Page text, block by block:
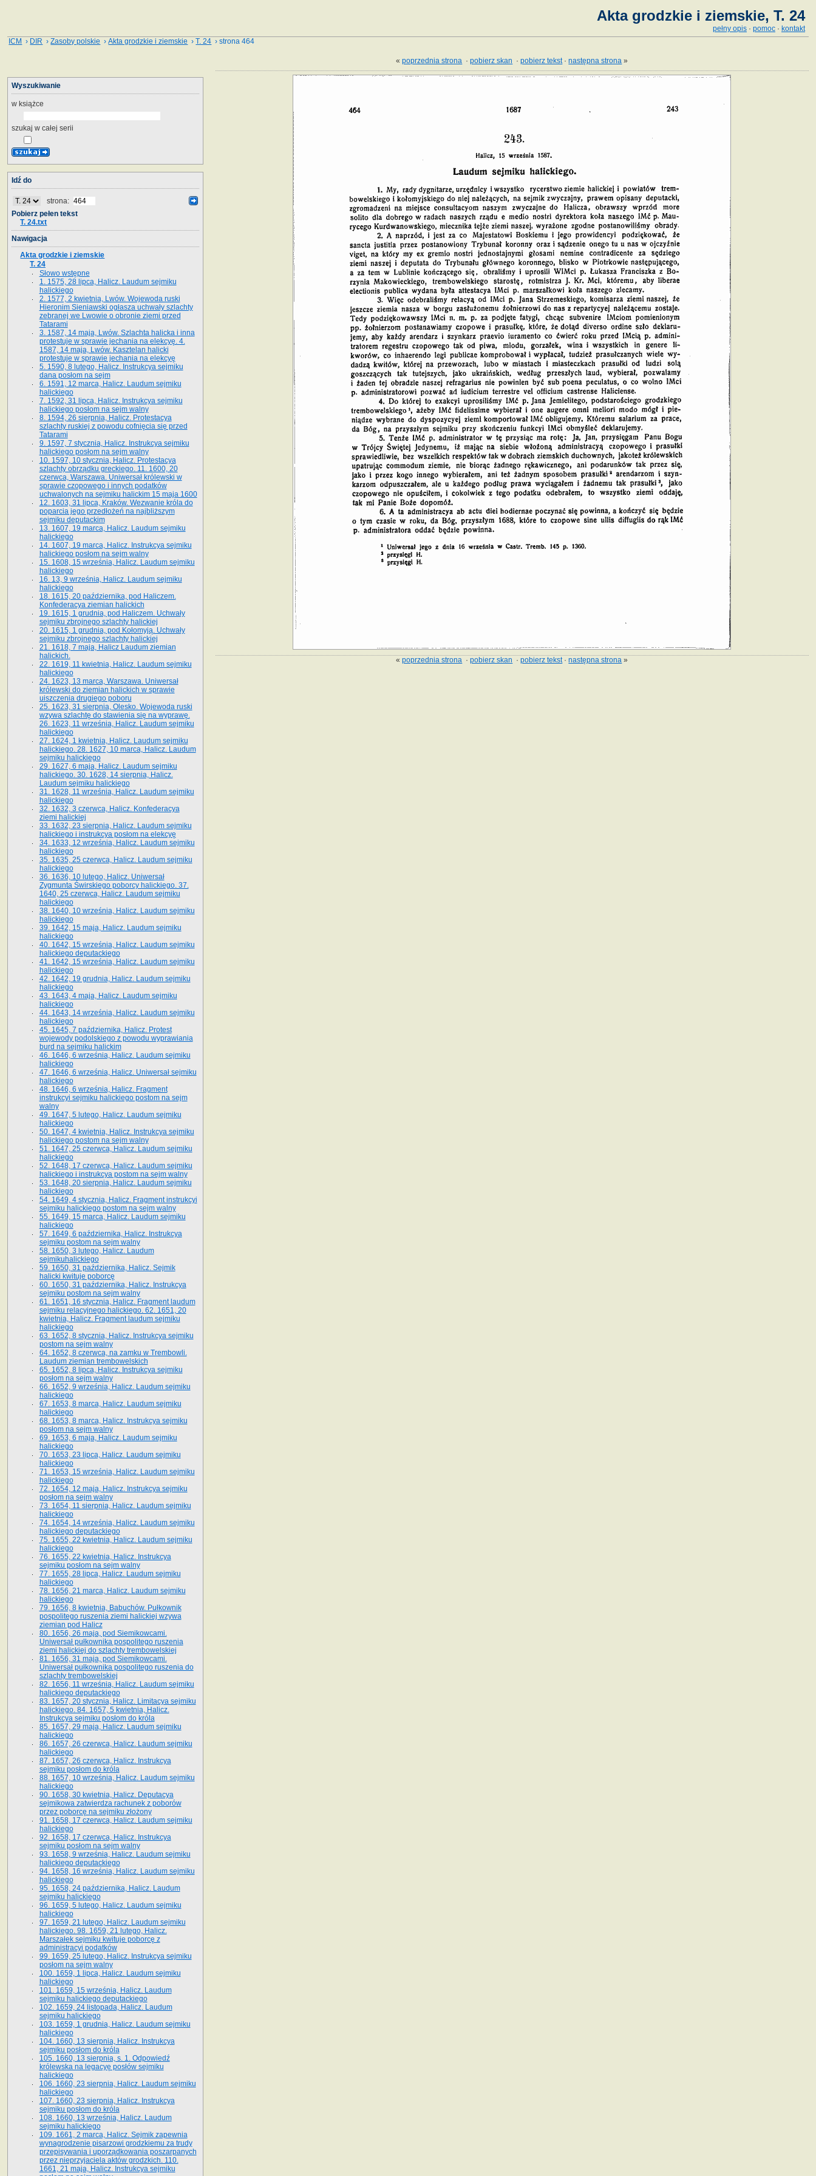
Akta grodzkie i ziemskie, T. 24
pełny opis · pomoc · kontakt
ICM › DIR ›Zasoby polskie ›Akta grodzkie i ziemskie ›T. 24 › strona 464
«poprzednia strona ·pobierz skan ·pobierz tekst·następna strona »
«poprzednia strona ·pobierz skan ·pobierz tekst·następna strona »
Wyszukiwanie
w książce
szukaj w całej serii
Idź do
strona:
Pobierz pełen tekst
T. 24.txt
Nawigacja
Akta grodzkie i ziemskie
T. 24
Słowo wstępne
1. 1575, 28 lipca, Halicz. Laudum sejmiku
halickiego
2. 1577, 2 kwietnia, Lwów. Wojewoda ruski
Hieronim Sieniawski ogłasza uchwały szlachty
zebranej we Lwowie o obronie ziemi przed
Tatarami
3. 1587, 14 maja, Lwów. Szlachta halicka i inna
protestuje w sprawie jechania na elekcyę. 4.
1587, 14 maja, Lwów. Kasztelan halicki
protestuje w sprawie jechania na elekcyę
5. 1590, 8 lutego, Halicz. Instrukcya sejmiku
dana posłom na sejm
6. 1591, 12 marca, Halicz. Laudum sejmiku
halickiego
7. 1592, 31 lipca, Halicz. Instrukcya sejmiku
halickiego posłom na sejm walny
8. 1594, 26 sierpnia, Halicz. Protestacya
szlachty ruskiej z powodu cofnięcia się przed
Tatarami
9. 1597, 7 stycznia, Halicz. Instrukcya sejmiku
halickiego posłom na sejm walny
10. 1597, 10 stycznia, Halicz. Protestacya
szlachty obrządku greckiego. 11. 1600, 20
czerwca, Warszawa. Uniwersał królewski w
sprawie czopowego i innych podatków
uchwalonych na sejmiku halickim 15 maja 1600
12. 1603, 31 lipca, Kraków. Wezwanie króla do
poparcia jego przedłożeń na najbliższym
sejmiku deputackim
13. 1607, 19 marca, Halicz. Laudum sejmiku
halickiego
14. 1607, 19 marca, Halicz. Instrukcya sejmiku
halickiego posłom na sejm walny
15. 1608, 15 września, Halicz. Laudum sejmiku
halickiego
16. 13, 9 września, Halicz. Laudum sejmiku
halickiego
18. 1615, 20 października, pod Haliczem.
Konfederacya ziemian halickich
19. 1615, 1 grudnia, pod Haliczem. Uchwały
sejmiku zbrojnego szlachty halickiej
20. 1615, 1 grudnia, pod Kołomyją. Uchwały
sejmiku zbrojnego szlachty halickiej
21. 1618, 7 maja, Halicz Laudum ziemian
halickich.
22. 1619, 11 kwietnia, Halicz. Laudum sejmiku
halickiego
24. 1623, 13 marca, Warszawa. Uniwersał
królewski do ziemian halickich w sprawie
uiszczenia drugiego poboru
25. 1623, 31 sierpnia, Olesko. Wojewoda ruski
wzywa szlachtę do stawienia się na wyprawę.
26. 1623, 11 września, Halicz. Laudum sejmiku
halickiego
27. 1624, 1 kwietnia, Halicz. Laudum sejmiku
halickiego. 28. 1627, 10 marca, Halicz. Laudum
sejmiku halickiego
29. 1627, 6 maja, Halicz. Laudum sejmiku
halickiego. 30. 1628, 14 sierpnia, Halicz.
Laudum sejmiku halickiego
31. 1628, 11 września, Halicz. Laudum sejmiku
halickiego
32. 1632, 3 czerwca, Halicz. Konfederacya
ziemi halickiej
33. 1632, 23 sierpnia, Halicz. Laudum sejmiku
halickiego i instrukcya posłom na elekcyę
34. 1633, 12 września, Halicz. Laudum sejmiku
halickiego
35. 1635, 25 czerwca, Halicz. Laudum sejmiku
halickiego
36. 1636, 10 lutego, Halicz. Uniwersał
Zygmunta Świrskiego poborcy halickiego. 37.
1640, 25 czerwca, Halicz. Laudum sejmiku
halickiego
38. 1640, 10 września, Halicz. Laudum sejmiku
halickiego
39. 1642, 15 maja, Halicz. Laudum sejmiku
halickiego
40. 1642, 15 września, Halicz. Laudum sejmiku
halickiego deputackiego
41. 1642, 15 września, Halicz. Laudum sejmiku
halickiego
42. 1642, 19 grudnia, Halicz. Laudum sejmiku
halickiego
43. 1643, 4 maja, Halicz. Laudum sejmiku
halickiego
44. 1643, 14 września, Halicz. Laudum sejmiku
halickiego
45. 1645, 7 października, Halicz. Protest
wojewody podolskiego z powodu wyprawiania
burd na sejmiku halickim
46. 1646, 6 września, Halicz. Laudum sejmiku
halickiego
47. 1646, 6 września, Halicz. Uniwersał sejmiku
halickiego
48. 1646, 6 września, Halicz. Fragment
instrukcyi sejmiku halickiego postom na sejm
walny
49. 1647, 5 lutego, Halicz. Laudum sejmiku
halickiego
50. 1647, 4 kwietnia, Halicz. Instrukcya sejmiku
halickiego postom na sejm walny
51. 1647, 25 czerwca, Halicz. Laudum sejmiku
halickiego
52. 1648, 17 czerwca, Halicz. Laudum sejmiku
halickiego i instrukcya postom na sejm walny
53. 1648, 20 sierpnia, Halicz. Laudum sejmiku
halickiego
54. 1649, 4 stycznia, Halicz. Fragment instrukcyi
sejmiku halickiego postom na sejm walny
55. 1649, 15 marca, Halicz. Laudum sejmiku
halickiego
57. 1649, 6 października, Halicz. Instrukcya
sejmiku postom na sejm walny
58. 1650, 3 lutego, Halicz. Laudum
sejmikuhalickiego
59. 1650, 31 października, Halicz. Sejmik
halicki kwituje poborcę
60. 1650, 31 października, Halicz. Instrukcya
sejmiku postom na sejm walny
61. 1651, 16 stycznia, Halicz. Fragment laudum
sejmiku relacyjnego halickiego. 62. 1651, 20
kwietnia, Halicz. Fragment laudum sejmiku
halickiego
63. 1652, 8 stycznia, Halicz. Instrukcya sejmiku
postom na sejm walny
64. 1652, 8 czerwca, na zamku w Trembowli.
Laudum ziemian trembowelskich
65. 1652, 8 lipca, Halicz. Instrukcya sejmiku
posłom na sejm walny
66. 1652, 9 września, Halicz. Laudum sejmiku
halickiego
67. 1653, 8 marca, Halicz. Laudum sejmiku
halickiego
68. 1653, 8 marca, Halicz. Instrukcya sejmiku
posłom na sejm walny
69. 1653, 6 maja, Halicz. Laudum sejmiku
halickiego
70. 1653, 23 lipca, Halicz. Laudum sejmiku
halickiego
71. 1653, 15 września, Halicz. Laudum sejmiku
halickiego
72. 1654, 12 maja, Halicz. Instrukcya sejmiku
posłom na sejm walny
73. 1654, 11 sierpnia, Halicz. Laudum sejmiku
halickiego
74. 1654, 14 września, Halicz. Laudum sejmiku
halickiego deputackiego
75. 1655, 22 kwietnia, Halicz. Laudum sejmiku
halickiego
76. 1655, 22 kwietnia, Halicz. Instrukcya
sejmiku posłom na sejm walny
77. 1655, 28 lipca, Halicz. Laudum sejmiku
halickiego
78. 1656, 21 marca, Halicz. Laudum sejmiku
halickiego
79. 1656, 8 kwietnia, Babuchów. Pułkownik
pospolitego ruszenia ziemi halickiej wzywa
ziemian pod Halicz
80. 1656, 26 maja, pod Siemikowcami.
Uniwersał pułkownika pospolitego ruszenia
ziemi halickiej do szlachty trembowelskiej
81. 1656, 31 maja, pod Siemikowcami.
Uniwersał pułkownika pospolitego ruszenia do
szlachty trembowelskiej
82. 1656, 11 września, Halicz. Laudum sejmiku
halickiego deputackiego
83. 1657, 20 stycznia, Halicz. Limitacya sejmiku
halickiego. 84. 1657, 5 kwietnia, Halicz.
Instrukcya sejmiku posłom do króla
85. 1657, 29 maja, Halicz. Laudum sejmiku
halickiego
86. 1657, 26 czerwca, Halicz. Laudum sejmiku
halickiego
87. 1657, 26 czerwca, Halicz. Instrukcya
sejmiku posłom do króla
88. 1657, 10 września, Halicz. Laudum sejmiku
halickiego
90. 1658, 30 kwietnia, Halicz. Deputacya
sejmikowa zatwierdza rachunek z poborów
przez poborcę na sejmiku złożony
91. 1658, 17 czerwca, Halicz. Laudum sejmiku
halickiego
92. 1658, 17 czerwca, Halicz. Instrukcya
sejmiku posłom na sejm walny
93. 1658, 9 września, Halicz. Laudum sejmiku
halickiego deputackiego
94. 1658, 16 września, Halicz. Laudum sejmiku
halickiego
95. 1658, 24 października, Halicz. Laudum
sejmiku halickiego
96. 1659, 5 lutego, Halicz. Laudum sejmiku
halickiego
97. 1659, 21 lutego, Halicz. Laudum sejmiku
halickiego. 98. 1659, 21 lutego, Halicz.
Marszałek sejmiku kwituje poborcę z
administracyi podatków
99. 1659, 25 lutego, Halicz. Instrukcya sejmiku
posłom na sejm walny
100. 1659, 1 lipca, Halicz. Laudum sejmiku
halickiego
101. 1659, 15 września, Halicz. Laudum
sejmiku halickiego deputackiego
102. 1659, 24 listopada, Halicz. Laudum
sejmiku halickiego
103. 1659, 1 grudnia, Halicz. Laudum sejmiku
halickiego
104. 1660, 13 sierpnia, Halicz. Instrukcya
sejmiku posłom do króla
105. 1660, 13 sierpnia, s. 1. Odpowiedź
królewska na legacyę posłów sejmiku
halickiego
106. 1660, 23 sierpnia, Halicz. Laudum sejmiku
halickiego
107. 1660, 23 sierpnia, Halicz. Instrukcya
sejmiku posłom do króla
108. 1660, 13 września, Halicz. Laudum
sejmiku halickiego
109. 1661, 2 marca, Halicz. Sejmik zapewnia
wynagrodzenie pisarzowi grodzkiemu za trudy
przepisywania i uporządkowania poszarpanych
przez nieprzyjaciela aktów grodzkich. 110.
1661, 21 maja, Halicz. Instrukcya sejmiku